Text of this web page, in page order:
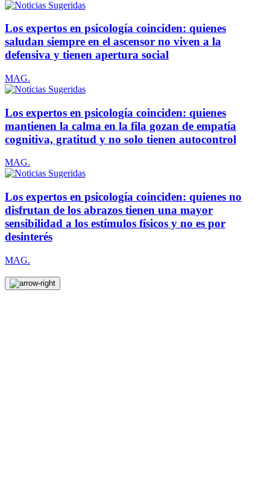
Los expertos en psicología coinciden: quienes
saludan siempre en el ascensor no viven a la
defensiva y tienen apertura social
MAG.
Los expertos en psicología coinciden: quienes
mantienen la calma en la fila gozan de empatía
cognitiva, gratitud y no solo tienen autocontrol
MAG.
Los expertos en psicología coinciden: quienes no
disfrutan de los abrazos tienen una mayor
sensibilidad a los estímulos físicos y no es por
desinterés
MAG.